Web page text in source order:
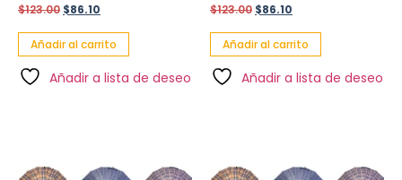
$123.00 $86.10
Añadir al carrito
Añadir a lista de deseo
$123.00 $86.10
Añadir al carrito
Añadir a lista de deseo